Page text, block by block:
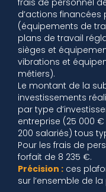
frais de personnel
d’actions
(équipements de
plans de travail
sièges et
vibrations et
métiers).
Le montant de la
investissements
par type
entreprise (25 000
200 salariés) tous
Pour les frais de
forfait de 8 235 €.
Précision : ces
sur l’ensemble de